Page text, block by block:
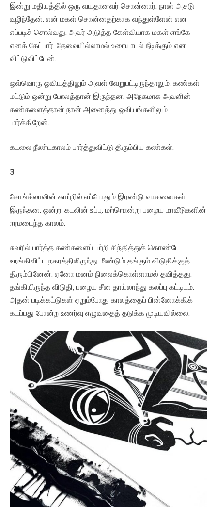
இன்று மதியத்தில் ஒரு வயதானவர் சொன்னார். நான் அசடு
வழிந்தேன். என் மகள் சொன்னதற்காக வந்துள்ளேன் என
எப்படிச் சொல்வது. அவர் அடுத்த கேள்வியாக மகள் எங்கே
எனக் கேட்பார். தேவையில்லாமல் உரையாடல் நீடிக்கும் என
விட்டுவிட்டேன்.
ஒவ்வொரு ஓவியத்திலும் அவள் வேறுபட்டிருந்தாலும், கண்கள்
மட்டும் ஒன்று போலத்தான் இருந்தன. அநேகமாக அவளின்
கண்களைத்தான் நான் அனைத்து ஓவியங்களிலும்
பார்க்கிறேன்.
கடலை நீண்டகாலம் பார்த்துவிட்டு திரும்பிய கண்கள்.
3
சோங்க்லாவின் காற்றில் எப்போதும் இரண்டு வாசனைகள்
இருந்தன. ஒன்று கடலின் உப்பு. மற்றொன்று பழைய மரவீடுகளின்
ஈரமடைந்த காலம்.
சுவரில் பார்த்த கண்களைப் பற்றி சிந்தித்துக் கொண்டே
உறங்கிவிட்ட நகரத்திலிருந்து மீண்டும் தங்கும் விடுதிக்குத்
திரும்பினேன். ஏனோ மனம் நிலைக்கொள்ளாமல் தவித்தது.
தங்கியிருந்த விடுதி, பழைய சீன தாய்லாந்து கலப்பு கட்டிடம்.
அதன் படிக்கட்டுகள் ஏறும்போது காலத்தைப் பின்னோக்கிக்
கடப்பது போன்ற உணர்வு எழுவதைத் தடுக்க முடியவில்லை.